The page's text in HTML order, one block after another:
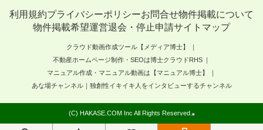
利用規約プライバシーポリシーお問合せ物件掲載について
物件掲載希望運営退会・停止申請サイトマップ
クラウド動画作成ツール【メディア博士】
不動産ホームページ制作・SEOは博士クラウドRHS
マニュアル作成・マニュアル動画は【マニュアル博士】
あな場チャンネル｜独創性イキイキ人をインタビューするチャンネル
(C) HAKASE.COM Inc All Rights Reserved.